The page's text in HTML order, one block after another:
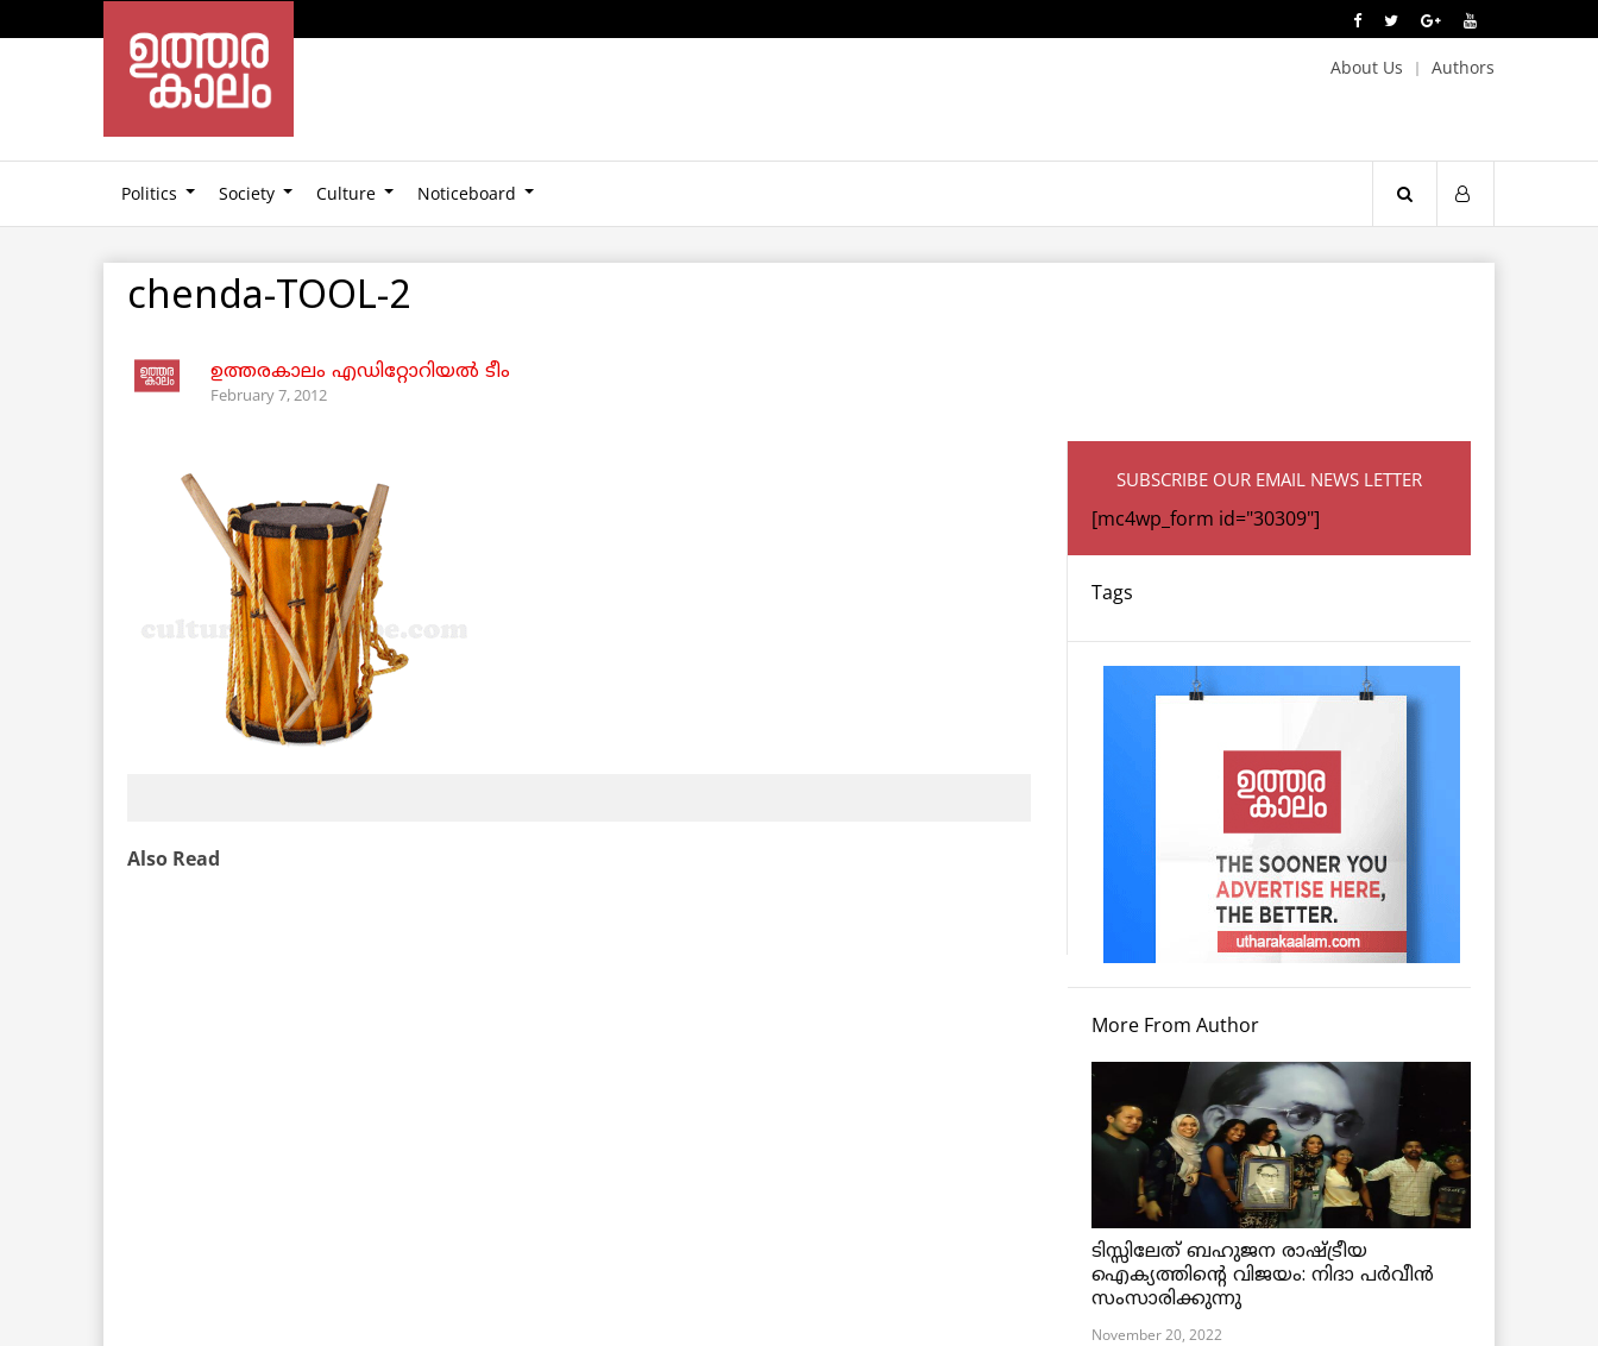
About Us Authors
Politics Society Culture Noticeboard
chenda-TOOL-2
ഉത്തരകാലം എഡിറ്റോറിയല്‍ ടീം
February 7, 2012
Also Read
SUBSCRIBE OUR EMAIL NEWS LETTER
[mc4wp_form id="30309"]
Tags
More From Author
ടിസ്സിലേത് ബഹുജന രാഷ്ട്രീയ
ഐക്യത്തിന്റെ വിജയം: നിദാ പർവീൻ
സംസാരിക്കുന്നു
November 20, 2022